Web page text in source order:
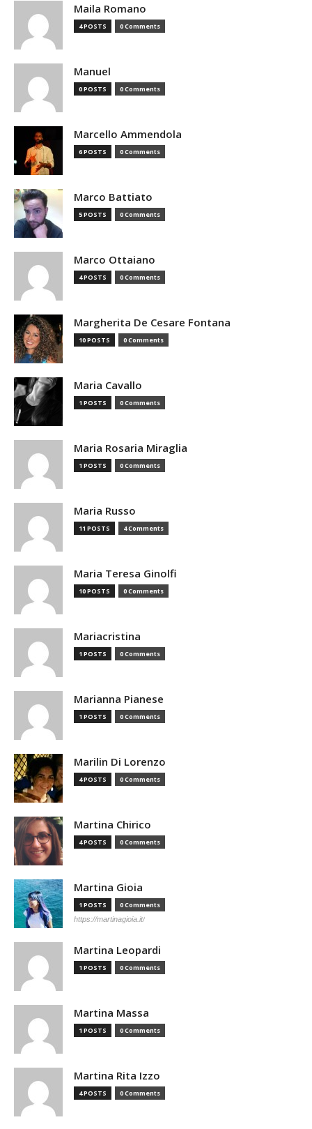
Maila Romano
4 POSTS 0 Comments
Manuel
0 POSTS 0 Comments
Marcello Ammendola
6 POSTS 0 Comments
Marco Battiato
5 POSTS 0 Comments
Marco Ottaiano
4 POSTS 0 Comments
Margherita De Cesare Fontana
10 POSTS 0 Comments
Maria Cavallo
1 POSTS 0 Comments
Maria Rosaria Miraglia
1 POSTS 0 Comments
Maria Russo
11 POSTS 4 Comments
Maria Teresa Ginolfi
10 POSTS 0 Comments
Mariacristina
1 POSTS 0 Comments
Marianna Pianese
1 POSTS 0 Comments
Marilin Di Lorenzo
4 POSTS 0 Comments
Martina Chirico
4 POSTS 0 Comments
Martina Gioia
1 POSTS 0 Comments
https://martinagioia.it/
Martina Leopardi
1 POSTS 0 Comments
Martina Massa
1 POSTS 0 Comments
Martina Rita Izzo
4 POSTS 0 Comments